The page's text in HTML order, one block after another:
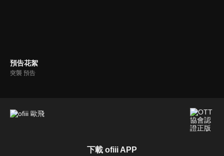
預告花絮
突襲 預告
下載 ofiii APP